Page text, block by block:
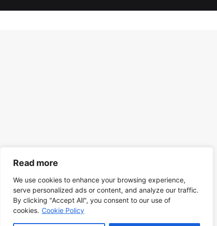
Read more
We use cookies to enhance your browsing experience,
serve personalized ads or content, and analyze our traffic.
By clicking "Accept All", you consent to our use of
cookies. Cookie Policy